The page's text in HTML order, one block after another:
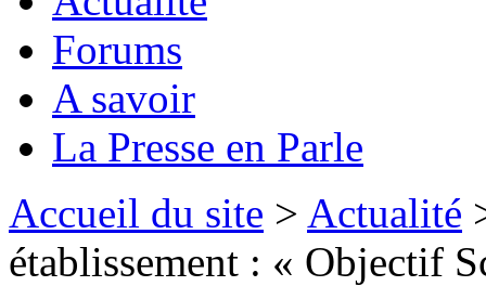
Forums
A savoir
La Presse en Parle
Accueil du site > Actualité
établissement : « Objectif